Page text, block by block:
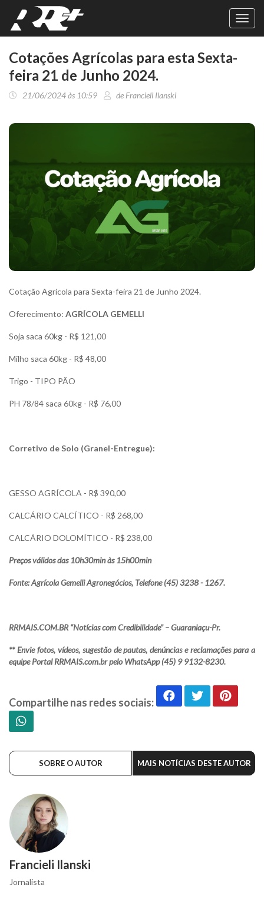
Cotações Agrícolas para esta Sexta-
feira 21 de Junho 2024.
21/06/2024 às 10:59 de Francieli Ilanski
Cotação Agrícola para Sexta-feira 21 de Junho 2024.
Oferecimento: AGRÍCOLA GEMELLI
Soja saca 60kg - R$ 121,00
Milho saca 60kg - R$ 48,00
Trigo - TIPO PÃO
PH 78/84 saca 60kg - R$ 76,00
Corretivo de Solo (Granel-Entregue):
GESSO AGRÍCOLA - R$ 390,00
CALCÁRIO CALCÍTICO - R$ 268,00
CALCÁRIO DOLOMÍTICO - R$ 238,00
Preços válidos das 10h30min às 15h00min
Fonte: Agrícola Gemelli Agronegócios, Telefone (45) 3238 - 1267.
RRMAIS.COM.BR “Notícias com Credibilidade” – Guaraniaçu-Pr.
** Envie fotos, vídeos, sugestão de pautas, denúncias e reclamações para a
equipe Portal RRMAIS.com.br pelo WhatsApp (45) 9 9132-8230.
Compartilhe nas redes sociais:
SOBRE O AUTOR MAIS NOTÍCIAS DESTE AUTOR
Francieli Ilanski
Jornalista